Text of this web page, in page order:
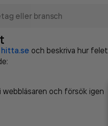
och beskriva hur
i webbläsaren och försök igen